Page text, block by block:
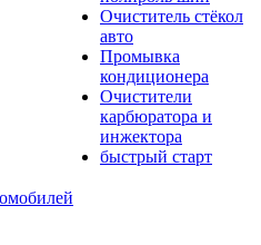
Очиститель стёкол
авто
Промывка
кондиционера
Очистители
карбюратора и
инжектора
быстрый старт